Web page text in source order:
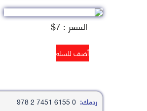
السعر : 7$
ردمك: